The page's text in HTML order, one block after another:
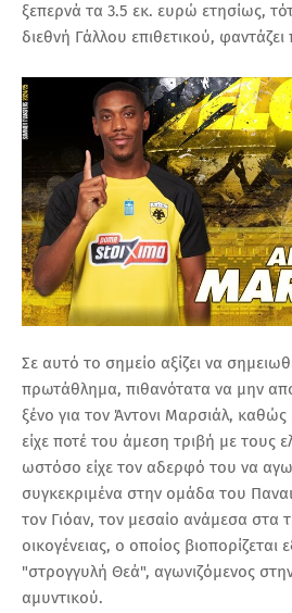
ξεπερνά τα 3.5 εκ. ευρώ ετησίως,
διεθνή Γάλλου επιθετικού,
Σε αυτό το σημείο αξίζει να
πρωτάθλημα, πιθανότατα να μην
ξένο για τον Άντονι Μαρσιάλ, καθώς
είχε ποτέ του άμεση τριβή με τους
ωστόσο είχε τον αδερφό του να
συγκεκριμένα στην ομάδα του
τον Γιόαν, τον μεσαίο ανάμεσα στα
οικογένειας, ο οποίος βιοπορίζεται
"στρογγυλή Θεά", αγωνιζόμενος
αμυντικού.